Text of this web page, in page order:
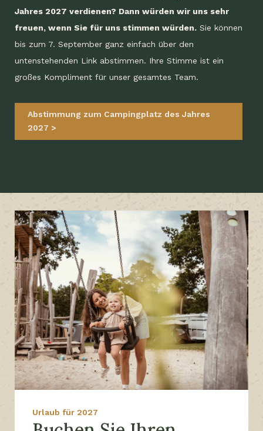
Jahres 2027 verdienen? Dann würden wir uns sehr
freuen, wenn Sie für uns stimmen würden. Sie können
bis zum 7. September ganz einfach über den
untenstehenden Link abstimmen. Ihre Stimme ist ein
großes Kompliment für unser gesamtes Team.
Abstimmung zum Campingplatz des Jahres
2027
Urlaub für 2027